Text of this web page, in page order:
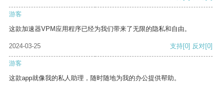
游客
这款加速器VPM应用程序已经为我们带来了无限的隐私和自由。
2024-03-25 支持[0] 反对[0]
游客
这款app就像我的私人助理，随时随地为我的办公提供帮助。